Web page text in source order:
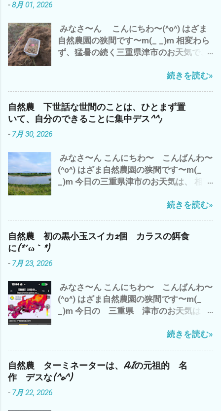
何かとやることが・・・・・・(^o^) ほ
か、 アマゾンプライムで プライベート・
ライアン視聴 いや〜 映画って イイです
も、畑の現場仕事だけでは、ございませ
ん。 体調を整えたり、 ストレス解消した
り、 考え事したり、 収穫物やら、種取
り 仕分けなど 細々としたことを 丁寧
にやるのも、 大事な仕事 デス^^; 皆様
を 優先に 自然農は、マラソン＝持久走
デス^^; ご自愛して、 ムリせず、続けて
行きましょう〜 では、 また
-8月 01, 2026
みなさ〜ん こんにちわ〜(^o^) はざま
自然農園の狭間です〜m(_ _)m 相変わら
ず、猛暑の続く三重県津市のお天気でご
出B自然農園での草刈り少々 遅れてい
こに有るのか？ やたら掘りまくり^^; 今
日は、朝から らっきょう漬を で、 自然
農の野菜達 ジャンボニンニク 白トロナ
炊飯器で、76分 炊飯 後、 鍋に移し
て、 グツグツと20分 かき混ぜ、煮込
む(^o^) さ〜 コレを食べて、 夕方か
取りこぼしのラッキョウの収穫 と 草刈
り少々 の予定で ございます。 それで
は、 みなさまも このクソ暑い夏にめげ
ず、 楽しんで、 忍び難きを忍び 耐え難
続きを読む»
自然農 下世話な世間のことは、ひとまず置
いて、自分のできることに集中デス^^;
- 7月 30, 2026
みなさ〜ん こんにちわ〜 こんばんわ〜
(^o^) はざま自然農園の狭間です〜m(_
_)m 今日の三重県津市のお天気は、 相変
立？ は、今のところナシ^^; 香良洲橋
か(^o^) で、 わたしゃ〜 昨日の夜勤バイ
トのおかげで、起床は、8時(*´∀｀*) 午前
で、 即 損切り(*´∀｀*) で、 損切で 思
い出したのが、 最近 不安定なAI関連株
キオクシアは、半値八掛け2割引の 大暴
晩は、 AIの牽引役のNVDIAも 3.5% 下
落 それに、引きずられて さすがの
S&P500 安定ETFもマイナス(*´ω｀*) こ
りゃ〜 今晩のアメリカ市場に 目が離せ
ません な^^; まっ そんな 下世話な世
続きを読む»
自然農 初の黒小玉スイカ2個 カラスの餌食
に(*´ω｀*)
- 7月 23, 2026
みなさ〜ん こんにちわ〜 こんばんわ〜
(^o^) はざま自然農園の狭間です〜m(_
_)m 今日の 三重県 津市のお天気は？
前中は、 梅干し用のシソと シソジュー
神田新規開拓畑の草刈り 午後から、 雲出
自然農園の畑の見回りと周辺の草刈りを
楽しみにしていた 黒小玉スイカが〜〜
続きを読む»
自然農 ターミネーターは、AIの元祖的 名
作 デスな(^o^)
- 7月 22, 2026